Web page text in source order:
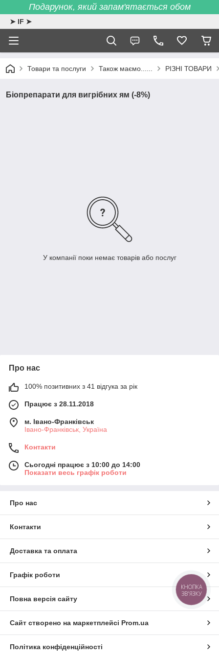
Подарунок, який запам'ятається обом
➤ IF ➤
Товари та послуги Також маємо...... РІЗНІ ТОВАРИ
Біопрепарати для вигрібних ям (-8%)
У компанії поки немає товарів або послуг
Про нас
100% позитивних з 41 відгука за рік
Працює з 28.11.2018
м. Івано-Франківськ
Івано-Франківськ, Україна
Контакти
Сьогодні працює з 10:00 до 14:00
Показати весь графік роботи
Про нас
Контакти
Доставка та оплата
Графік роботи
Повна версія сайту
Сайт створено на маркетплейсі Prom.ua
Політика конфіденційності
КНОПКА
ЗВ'ЯЗКУ